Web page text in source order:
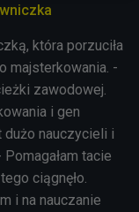
która porzuciła
majsterkowania. -
zawodowej.
i gen
nauczycieli i
tacie
ciągnęło.
i na nauczanie